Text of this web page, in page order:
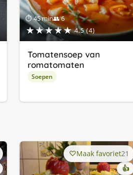
⏱ 45 min👥 6
★★★★★ 4.5 (4)
Tomatensoep van
romatomaten
Soepen
Maak favoriet21
👍